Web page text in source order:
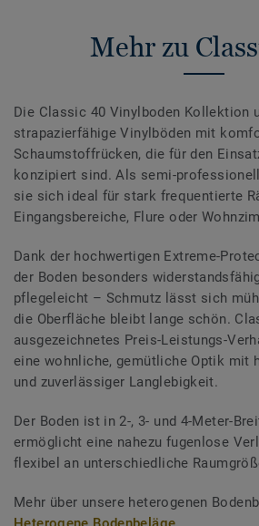
Mehr zu
Die Classic 40 Vinylboden Kollektion
strapazierfähige Vinylböden mit
Schaumstoffrücken, die für den
konzipiert sind. Als semi-
sie sich ideal für stark frequentierte
Eingangsbereiche, Flure oder
Dank der hochwertigen Extreme-
der Boden besonders
pflegeleicht – Schmutz lässt sich
die Oberfläche bleibt lange schön.
ausgezeichnetes Preis-Leistungs-
eine wohnliche, gemütliche Optik mit
und zuverlässiger Langlebigkeit.
Der Boden ist in 2-, 3- und 4-Meter-
ermöglicht eine nahezu fugenlose
flexibel an unterschiedliche
Mehr über unsere heterogenen